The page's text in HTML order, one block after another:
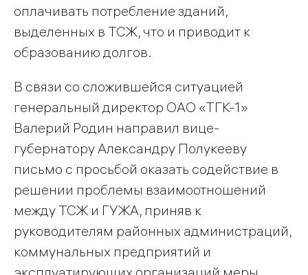
оплачивать потребление зданий,
выделенных в ТСЖ, что и приводит к
образованию долгов.
В связи со сложившейся ситуацией
генеральный директор ОАО «ТГК-1»
Валерий Родин направил вице-
губернатору Александру Полукееву
письмо с просьбой оказать содействие в
решении проблемы взаимоотношений
между ТСЖ и ГУЖА, приняв к
руководителям районных администраций,
коммунальных предприятий и